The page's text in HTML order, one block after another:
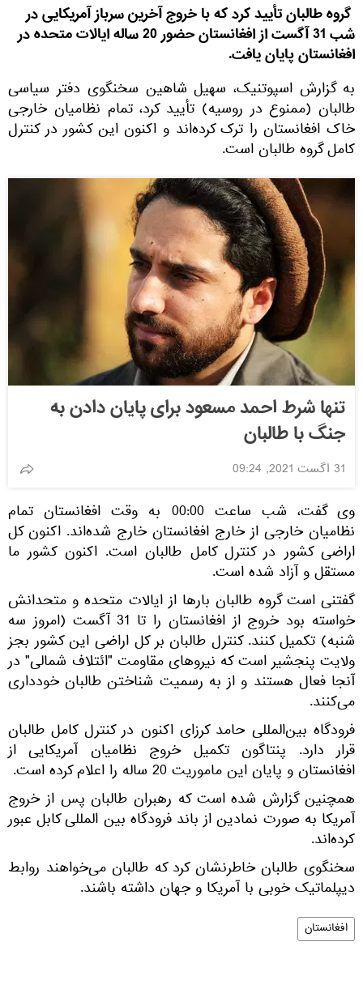
گروه طالبان تأیید کرد که با خروج آخرین سرباز آمریکایی در
شب 31 آگست از افغانستان حضور 20 ساله ایالات متحده در
افغانستان پایان یافت.
به گزارش اسپوتنیک، سهیل شاهین سخنگوی دفتر سیاسی
طالبان (ممنوع در روسیه) تأیید کرد، تمام نظامیان خارجی
خاک افغانستان را ترک کرده‌اند و اکنون این کشور در کنترل
کامل گروه طالبان است.
تنها شرط احمد مسعود برای پایان دادن به
جنگ با طالبان
31 اگست 2021, 09:24
وی گفت، شب ساعت 00:00 به وقت افغانستان تمام
نظامیان خارجی از خارج افغانستان خارج شده‌اند. اکنون کل
اراضی کشور در کنترل کامل طالبان است. اکنون کشور ما
مستقل و آزاد شده است.
گفتنی است گروه طالبان بارها از ایالات متحده و متحدانش
خواسته بود خروج از افغانستان را تا 31 آگست (امروز سه
شنبه) تکمیل کنند. کنترل طالبان بر کل اراضی این کشور بجز
ولایت پنجشیر است که نیروهای مقاومت "ائتلاف شمالی" در
آنجا فعال هستند و از به رسمیت شناختن طالبان خودداری
می‌کنند.
فرودگاه بین‌المللی حامد کرزای اکنون در کنترل کامل طالبان
قرار دارد. پنتاگون تکمیل خروج نظامیان آمریکایی از
افغانستان و پایان این ماموریت 20 ساله را اعلام کرده است.
همچنین گزارش شده است که رهبران طالبان پس از خروج
آمریکا به صورت نمادین از باند فرودگاه بین المللی کابل عبور
کرده‌اند.
سخنگوی طالبان خاطرنشان کرد که طالبان می‌خواهند روابط
دیپلماتیک خوبی با آمریکا و جهان داشته باشند.
افغانستان